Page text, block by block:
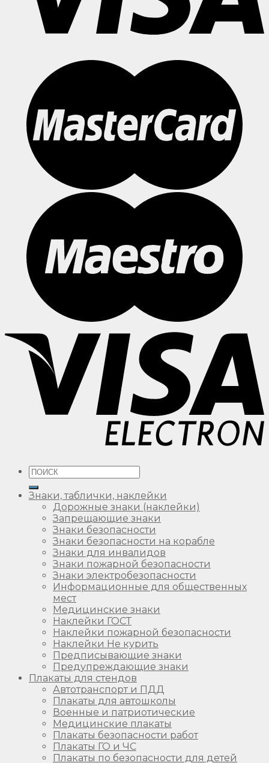
Искать:
Знаки, таблички, наклейки
Дорожные знаки (наклейки)
Запрещающие знаки
Знаки безопасности
Знаки безопасности на корабле
Знаки для инвалидов
Знаки пожарной безопасности
Знаки электробезопасности
Информационные для общественных
мест
Медицинские знаки
Наклейки ГОСТ
Наклейки пожарной безопасности
Наклейки Не курить
Предписывающие знаки
Предупреждающие знаки
Плакаты для стендов
Автотранспорт и ПДД
Плакаты для автошколы
Военные и патриотические
Медицинские плакаты
Плакаты безопасности работ
Плакаты ГО и ЧС
Плакаты по безопасности для детей